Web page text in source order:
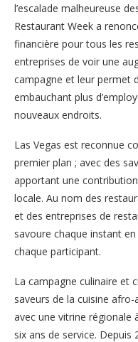
l’escalade malheureuse
Restaurant Week a
financière pour tous les
entreprises de voir une
campagne et leur permet
embauchant plus
nouveaux endroits.
Las Vegas est reconnue
premier plan ; avec des
apportant une
locale. Au nom des
et des entreprises de
savoure chaque instant
chaque participant.
La campagne culinaire et
saveurs de la cuisine
avec une vitrine régionale
six ans de service. Depuis